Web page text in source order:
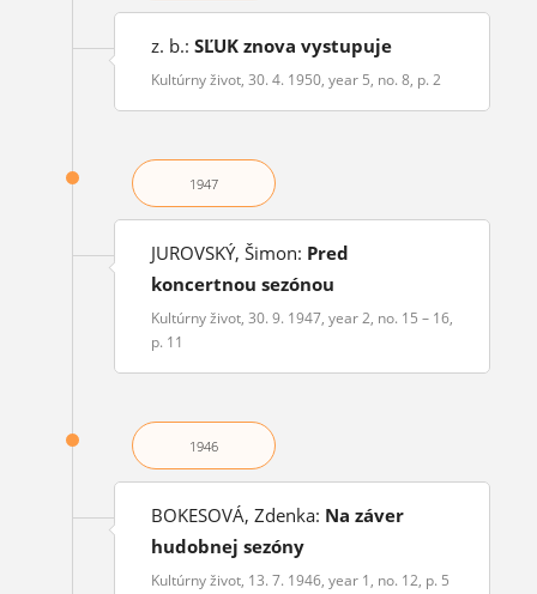
z. b.: SĽUK znova vystupuje
Kultúrny život, 30. 4. 1950, year 5, no. 8, p. 2
1947
JUROVSKÝ, Šimon: Pred
koncertnou sezónou
Kultúrny život, 30. 9. 1947, year 2, no. 15 – 16,
p. 11
1946
BOKESOVÁ, Zdenka: Na záver
hudobnej sezóny
Kultúrny život, 13. 7. 1946, year 1, no. 12, p. 5